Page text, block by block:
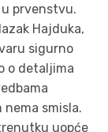
prvenstvu.
Hajduka,
sigurno
o detaljima
smisla.
uopće